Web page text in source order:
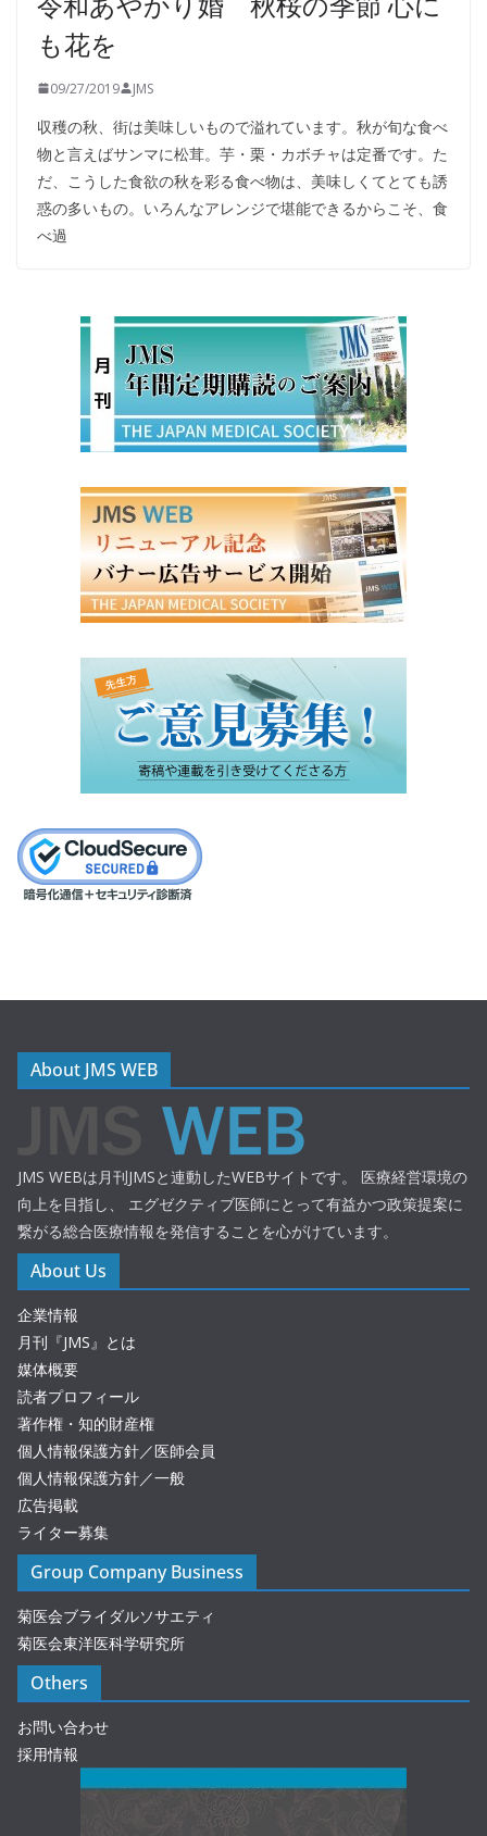
も花を
09/27/2019 JMS
収穫の秋、街は美味しいもので溢れています。秋が旬な食べ
物と言えばサンマに松茸。芋・栗・カボチャは定番です。た
だ、こうした食欲の秋を彩る食べ物は、美味しくてとても誘
惑の多いもの。いろんなアレンジで堪能できるからこそ、食
べ過
About JMS WEB
JMS WEBは月刊JMSと連動したWEBサイトです。 医療経営環境の
向上を目指し、 エグゼクティブ医師にとって有益かつ政策提案に
繋がる総合医療情報を発信することを心がけています。
About Us
企業情報
月刊『JMS』とは
媒体概要
読者プロフィール
著作権・知的財産権
個人情報保護方針／医師会員
個人情報保護方針／一般
広告掲載
ライター募集
Group Company Business
菊医会ブライダルソサエティ
菊医会東洋医科学研究所
Others
お問い合わせ
採用情報